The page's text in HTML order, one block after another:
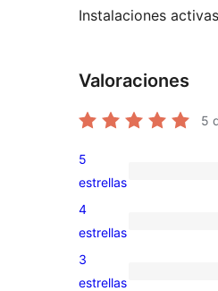
Instalaciones
Valoraciones
5
1
valoración
de
5
estrellas
0
valoraciones
de
4
estrellas
0
3
estrellas